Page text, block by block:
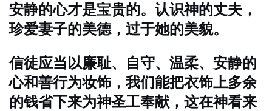
安静的心才是宝贵的。认识神的丈夫，
珍爱妻子的美德，过于她的美貌。
信徒应当以廉耻、自守、温柔、安静的
心和善行为妆饰，我们能把衣饰上多余
的钱省下来为神圣工奉献，这在神看来